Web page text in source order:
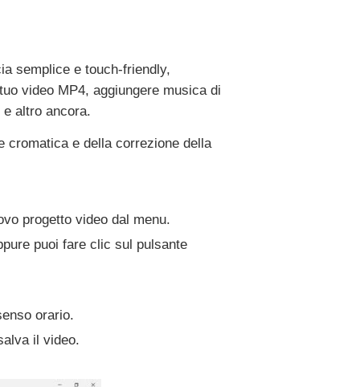
semplice e touch-friendly,
video MP4, aggiungere musica di
altro ancora.
cromatica e della correzione della
progetto video dal menu.
puoi fare clic sul pulsante
orario.
il video.